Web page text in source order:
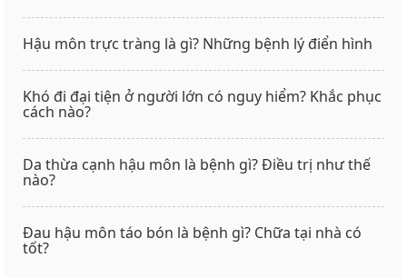
Hậu môn trực tràng là gì? Những bệnh lý điển hình
Khó đi đại tiện ở người lớn có nguy hiểm? Khắc phục
cách nào?
Da thừa cạnh hậu môn là bệnh gì? Điều trị như thế
nào?
Đau hậu môn táo bón là bệnh gì? Chữa tại nhà có
tốt?